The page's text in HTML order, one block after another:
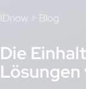
IDnow > Blog
Die
Lösungen